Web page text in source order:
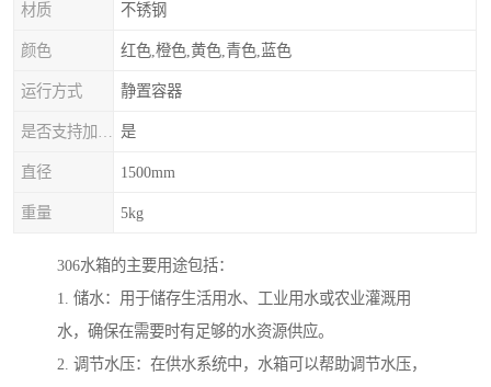
材质 不锈钢
颜色 红色,橙色,黄色,青色,蓝色
运行方式 静置容器
是
直径 1500mm
重量 5kg
306水箱的主要用途包括：
1. 储水：用于储存生活用水、工业用水或农业灌溉用
水，确保在需要时有足够的水资源供应。
2. 调节水压：在供水系统中，水箱可以帮助调节水压，